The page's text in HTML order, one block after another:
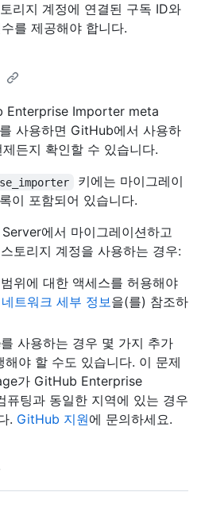
리지 계정에 연결된 구독 ID와
를 제공해야 합니다.
Enterprise Importer meta
사용하면 GitHub에서 사용하
든지 확인할 수 있습니다.
키에는 마이그레이
이 포함되어 있습니다.
에서 마이그레이션하고
토리지 계정을 사용하는 경우:
위에 대한 액세스를 허용해야
트워크 세부 정보을(를) 참조하
사용하는 경우 몇 가지 추가
해야 할 수도 있습니다. 이 문제
가 GitHub Enterprise
팅과 동일한 지역에 있는 경우
. GitHub 지원에 문의하세요.